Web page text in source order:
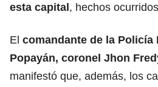
esta capital, hechos
El comandante de la Policía
Popayán, coronel Jhon
manifestó que, además, los